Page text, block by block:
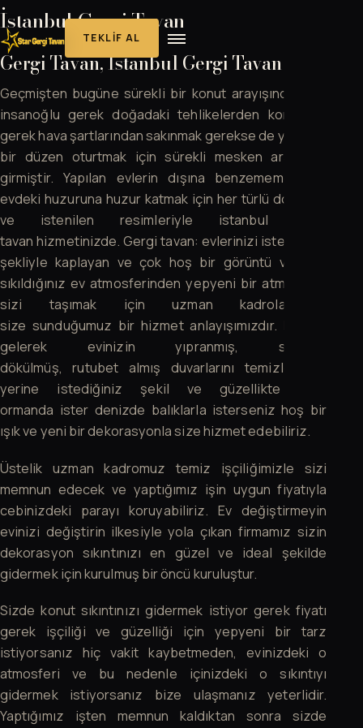
TEKLIF AL
İstanbul Gergi Tavan
Gergi Tavan, İstanbul Gergi Tavan
Geçmişten bugüne sürekli bir konut arayışında olan
insanoğlu gerek doğadaki tehlikelerden korunmak
gerek hava şartlarından sakınmak gerekse de yerleşik
bir düzen oturtmak için sürekli mesken arayışına
girmiştir. Yapılan evlerin dışına benzememesi ve
evdeki huzuruna huzur katmak için her türlü doğa, su
ve istenilen resimleriyle istanbul gergi
tavan hizmetinizde. Gergi tavan: evlerinizi istediğiniz
şekliyle kaplayan ve çok hoş bir görüntü vererek
sıkıldığınız ev atmosferinden yepyeni bir atmosfere
sizi taşımak için uzman kadrolarımızla
size sunduğumuz bir hizmet anlayışımızdır. Evinize
gelerek evinizin yıpranmış, sökülüp
dökülmüş, rutubet almış duvarlarını temizleyerek
yerine istediğiniz şekil ve güzellikte ister
ormanda ister denizde balıklarla isterseniz hoş bir
ışık ve yeni bir dekorasyonla size hizmet edebiliriz.
Üstelik uzman kadromuz temiz işçiliğimizle sizi
memnun edecek ve yaptığımız işin uygun fiyatıyla
cebinizdeki parayı koruyabiliriz. Ev değiştirmeyin
evinizi değiştirin ilkesiyle yola çıkan firmamız sizin
dekorasyon sıkıntınızı en güzel ve ideal şekilde
gidermek için kurulmuş bir öncü kuruluştur.
Sizde konut sıkıntınızı gidermek istiyor gerek fiyatı
gerek işçiliği ve güzelliği için yepyeni bir tarz
istiyorsanız hiç vakit kaybetmeden, evinizdeki o
atmosferi ve bu nedenle içinizdeki o sıkıntıyı
gidermek istiyorsanız bize ulaşmanız yeterlidir.
Yaptığımız işten memnun kaldıktan sonra sizde